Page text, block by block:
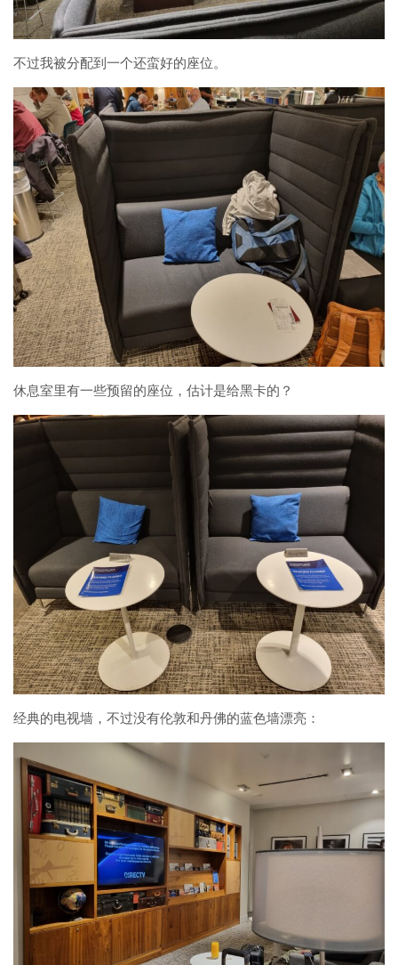
不过我被分配到一个还蛮好的座位。
休息室里有一些预留的座位，估计是给黑卡的？
经典的电视墙，不过没有伦敦和丹佛的蓝色墙漂亮：